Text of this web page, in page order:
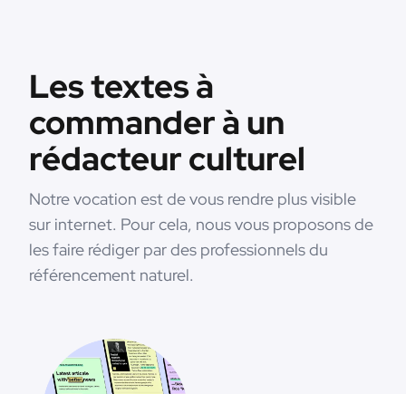
Les textes à
commander à un
rédacteur culturel
Notre vocation est de vous rendre plus visible
sur internet. Pour cela, nous vous proposons de
les faire rédiger par des professionnels du
référencement naturel.